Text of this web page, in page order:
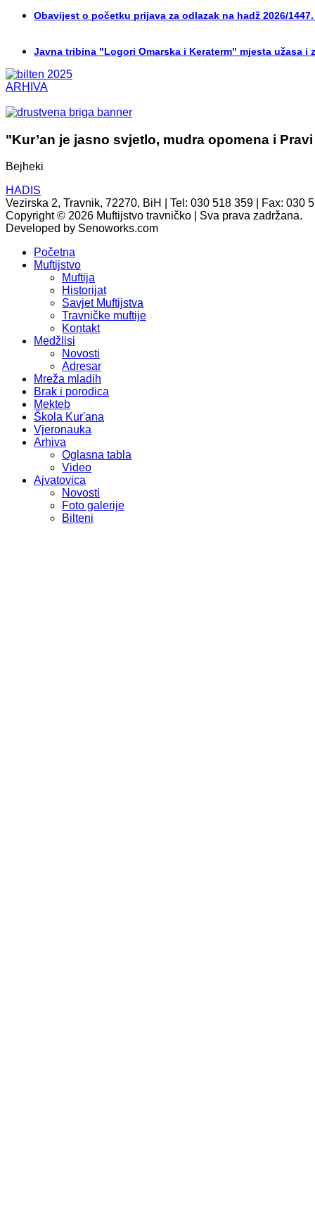
Obavijest o početku prijava za odlazak na hadž 2026/
Javna tribina "Logori Omarska i Keraterm" mjesta užasa i
ARHIVA
"Kur’an je jasno svjetlo, mudra opomena i
Bejheki
HADIS
Vezirska 2, Travnik, 72270, BiH | Tel: 030 518 359 | Fax: 030
Copyright © 2026 Muftijstvo travničko | Sva prava zadržana.
Developed by Senoworks.com
Početna
Muftijstvo
Muftija
Historijat
Savjet Muftijstva
Travničke muftije
Kontakt
Medžlisi
Novosti
Adresar
Mreža mladih
Brak i porodica
Mekteb
Škola Kur'ana
Vjeronauka
Arhiva
Oglasna tabla
Video
Ajvatovica
Novosti
Foto galerije
Bilteni